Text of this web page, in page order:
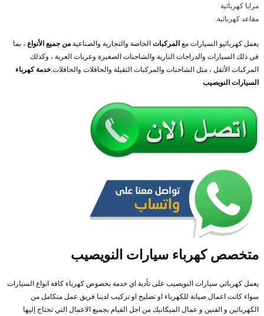
مرايا كهربائية
مقاعد كهربائية.
يعمل كهربائيو السيارات معالمركباتالخاصة والتجارية والصناعيةمن جميع الأنواع ، بما
في ذلك السيارات والدراجات النارية والشاحنات الصغيرة وعربات العربة ، وكذلك
المركبات الأثقل ، مثل الشاحنات والمركبات الثقيلة والحافلات والحافلات.خدمة كهرباء
السيارات النويصيب
متخصص كهرباء سيارات النويصيب
يعمل كهربائي سيارات النويصيب على تأدية اي خدمة بخصوص كهرباء كافة انواع السيارات
سواء كانت اعمال صيانة للكهرباء او تصليح او تركيب لدينا فريق عمل متكامل من
الكهربائين و الفنين و عمال الميكانيك من اجل القيام بجميع الاعمال التي تحتاج إليها